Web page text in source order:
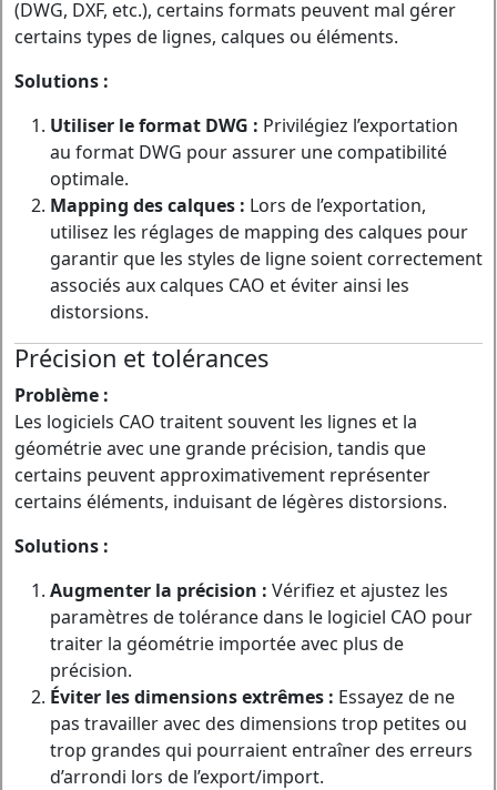
(DWG, DXF, etc.), certains formats peuvent mal gérer
certains types de lignes, calques ou éléments.
Solutions :
Utiliser le format DWG : Privilégiez l’exportation
au format DWG pour assurer une compatibilité
optimale.
Mapping des calques : Lors de l’exportation,
utilisez les réglages de mapping des calques pour
garantir que les styles de ligne soient correctement
associés aux calques CAO et éviter ainsi les
distorsions.
Précision et tolérances
Problème :
Les logiciels CAO traitent souvent les lignes et la
géométrie avec une grande précision, tandis que
certains peuvent approximativement représenter
certains éléments, induisant de légères distorsions.
Solutions :
Augmenter la précision : Vérifiez et ajustez les
paramètres de tolérance dans le logiciel CAO pour
traiter la géométrie importée avec plus de
précision.
Éviter les dimensions extrêmes : Essayez de ne
pas travailler avec des dimensions trop petites ou
trop grandes qui pourraient entraîner des erreurs
d’arrondi lors de l’export/import.